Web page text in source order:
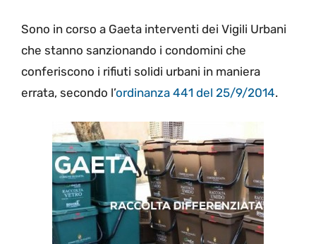
Sono in corso a Gaeta interventi dei Vigili Urbani
che stanno sanzionando i condomini che
conferiscono i rifiuti solidi urbani in maniera
errata, secondo l’ordinanza 441 del 25/9/2014.